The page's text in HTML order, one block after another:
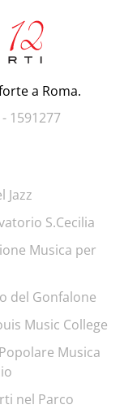
a Roma.
1591277
Jazz
S.Cecilia
Musica per
del Gonfalone
Music College
Musica
nel Parco